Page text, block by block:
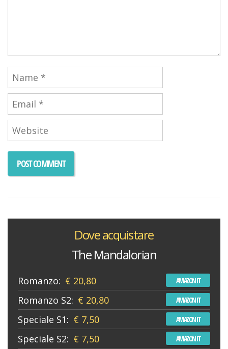
Dove acquistare
The Mandalorian
Romanzo: € 20,80 AMAZON IT
Romanzo S2: € 20,80 AMAZON IT
Speciale S1: € 7,50 AMAZON IT
Speciale S2: € 7,50 AMAZON IT